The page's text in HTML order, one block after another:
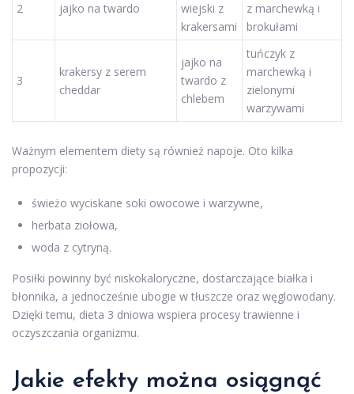
2 jajko na twardo
wiejski z
krakersami
z marchewką i
brokułami
3
krakersy z serem
cheddar
jajko na
twardo z
chlebem
tuńczyk z
marchewką i
zielonymi
warzywami
Ważnym elementem diety są również napoje. Oto kilka
propozycji:
świeżo wyciskane soki owocowe i warzywne,
herbata ziołowa,
woda z cytryną.
Posiłki powinny być niskokaloryczne, dostarczające białka i
błonnika, a jednocześnie ubogie w tłuszcze oraz węglowodany.
Dzięki temu, dieta 3 dniowa wspiera procesy trawienne i
oczyszczania organizmu.
Jakie efekty można osiągnąć